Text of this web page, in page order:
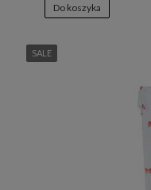
Do koszyka
SALE